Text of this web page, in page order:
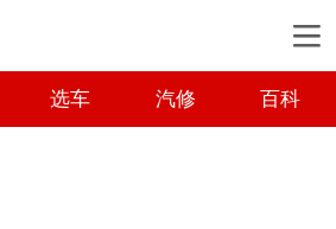
选车 汽修 百科